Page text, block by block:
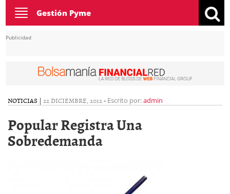
Toggle
navigation
Gestión Pyme
Publicidad
NOTICIAS | 22 DICIEMBRE, 2012- Escrito por:admin
Popular Registra Una
Sobredemanda